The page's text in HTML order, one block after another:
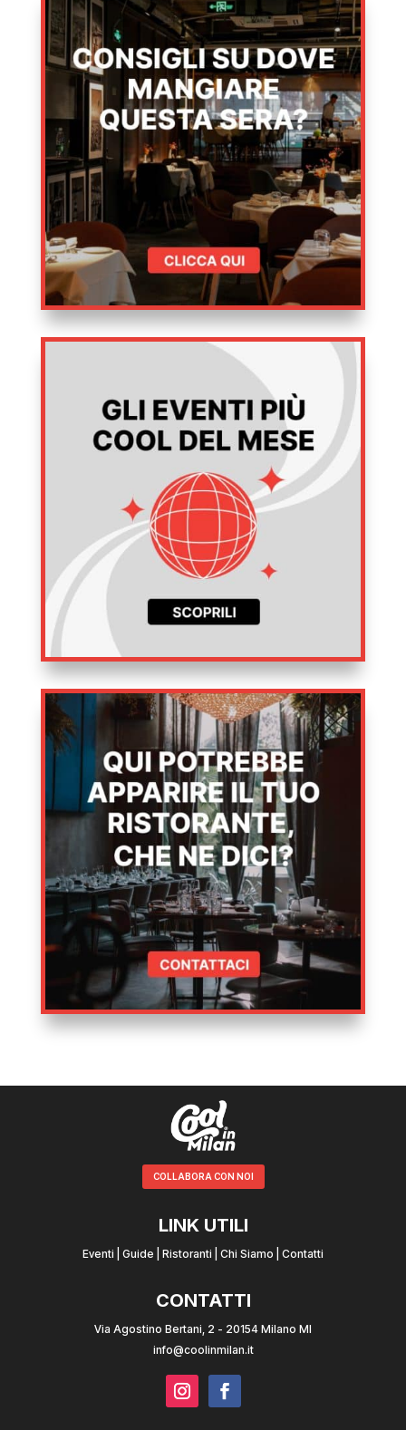
COLLABORA CON NOI
LINK UTILI
Eventi Guide Ristoranti Chi Siamo Contatti
CONTATTI
Via Agostino Bertani, 2 - 20154 Milano MI
info@coolinmilan.it